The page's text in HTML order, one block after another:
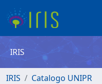
IRIS
IRIS
Catalogo UNIPR